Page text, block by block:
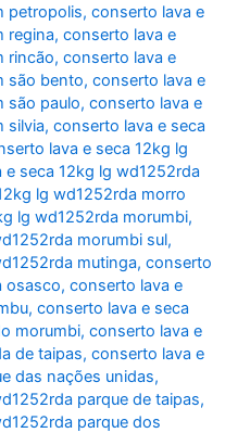
petropolis,conserto lava e
regina,conserto lava e
rincão,conserto lava e
são bento,conserto lava e
são paulo,conserto lava e
silvia,conserto lava e seca
lava e seca 12kg lg
e seca 12kg lg wd1252rda
lg wd1252rda morro
lg wd1252rda morumbi,
morumbi sul,
mutinga,conserto
osasco,conserto lava e
,conserto lava e seca
morumbi,conserto lava e
de taipas,conserto lava e
das nações unidas,
parque de taipas,
parque dos